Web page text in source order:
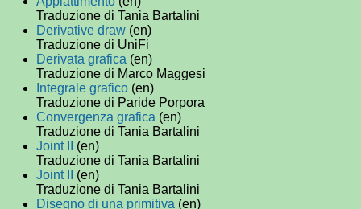
Traduzione di Tania Bartalini
Derivative draw (en)
Traduzione di UniFi
Derivata grafica (en)
Traduzione di Marco Maggesi
Integrale grafico (en)
Traduzione di Paride Porpora
Convergenza grafica (en)
Traduzione di Tania Bartalini
Joint II
(en)
Traduzione di Tania Bartalini
Joint II
(en)
Traduzione di Tania Bartalini
Disegno di una primitiva (en)